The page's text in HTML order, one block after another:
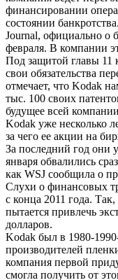
финансировании
состоянии
Journal, официально о
февраля. В компании
Под защитой главы 11
свои обязательства
отмечает, что Kodak
тыс. 100 своих
будущее всей
Kodak уже несколько
за чего ее акции на
За последний год они
января обвалились
как WSJ сообщила о
Слухи о финансовых
с конца 2011 года.
пытается привлечь
долларов.
Kodak был в 1980-
производителей
компания первой
смогла получить от